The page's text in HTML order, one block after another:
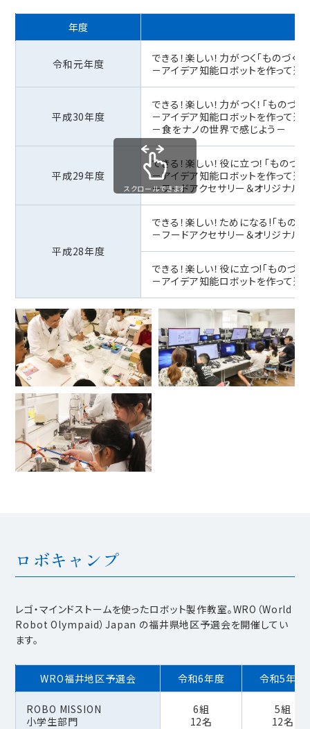
年度
令和元年度
できる！楽しい！力がつく「ものづく
－アイデア知能ロボットを作って遊
平成30年度
できる！楽しい！力がつく！「ものづく
－アイデア知能ロボットを作って遊
－食をナノの世界で感じよう－
平成29年度
できる！楽しい！役に立つ！「ものづ
－アイデア知能ロボットを作って遊
－フードアクセサリー＆オリジナル
平成28年度
できる！楽しい！ためになる!「ものづ
－フードアクセサリー＆オリジナル
できる！楽しい！役に立つ!「ものづく
－アイデア知能ロボットを作って遊
スクロールできます
ロボキャンプ
レゴ・マインドストームを使ったロボット製作教室。WRO（World
Robot Olympaid）Japan の福井県地区予選会を開催してい
ます。
WRO福井地区予選会 令和6年度 令和5年度
ROBO MISSION
小学生部門
6組
12名
5組
12名